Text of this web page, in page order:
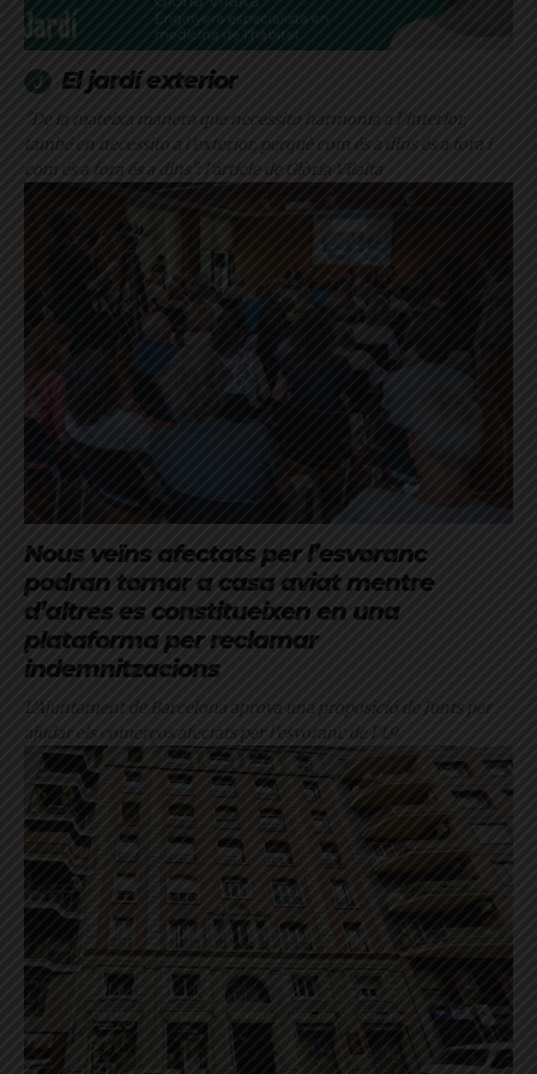
El jardí exterior
"De la mateixa manera que necessito harmonia a l’interior,
també en necessito a l’exterior, perquè com és a dins és a fora i
com és a fora és a dins": l'article de Glòria Vilalta
Nous veïns afectats per l’esvoranc
podran tornar a casa aviat mentre
d’altres es constitueixen en una
plataforma per reclamar
indemnitzacions
L’Ajuntament de Barcelona aprova una proposició de Junts per
ajudar els comerços afectats per l'esvoranc de l'L9